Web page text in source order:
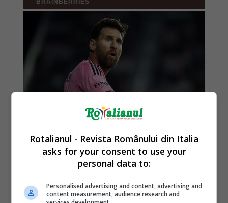
Rotalianul - Revista Românului din Italia
asks for your consent to use your
personal data to:
Personalised advertising and content, advertising and
content measurement, audience research and